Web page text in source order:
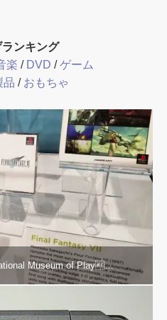
ンキング
楽 / DVD /ゲーム
品 / おもちゃ
Museum of Play…